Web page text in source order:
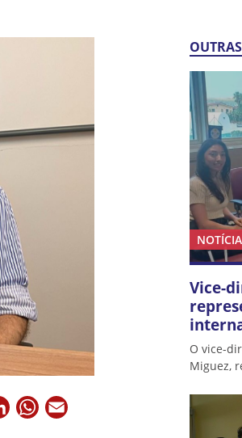
LinkedInWhatsApp
Vice-
O vice-
Miguez,